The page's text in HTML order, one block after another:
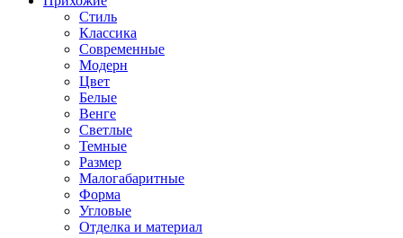
Стиль
Классика
Современные
Модерн
Цвет
Белые
Венге
Светлые
Темные
Размер
Малогабаритные
Форма
Угловые
Отделка и материал